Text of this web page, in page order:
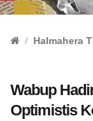
Halmahera
Wabup
Optimistis